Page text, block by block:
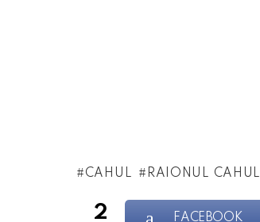
CAHUL RAIONUL CAHUL
2 FACEBOOK